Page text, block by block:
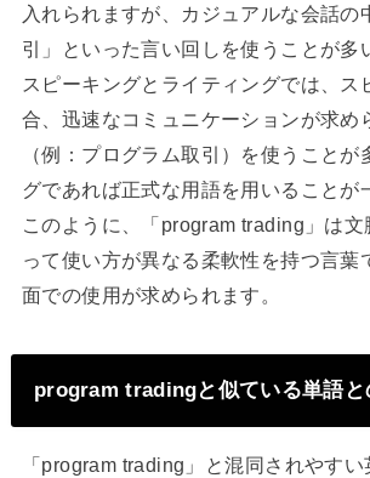
入れられますが、カジュアルな会話の
引」といった言い回しを使うことが多
スピーキングとライティングでは、ス
合、迅速なコミュニケーションが求め
（例：プログラム取引）を使うことが
グであれば正式な用語を用いることが
このように、「program trading」は文
って使い方が異なる柔軟性を持つ言葉
面での使用が求められます。
program tradingと似ている単語と
「program trading」と混同されやすい